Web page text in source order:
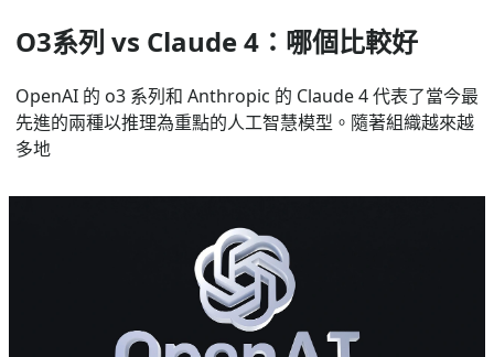
O3系列 vs Claude 4：哪個比較好
OpenAI 的 o3 系列和 Anthropic 的 Claude 4 代表了當今最
先進的兩種以推理為重點的人工智慧模型。隨著組織越來越
多地